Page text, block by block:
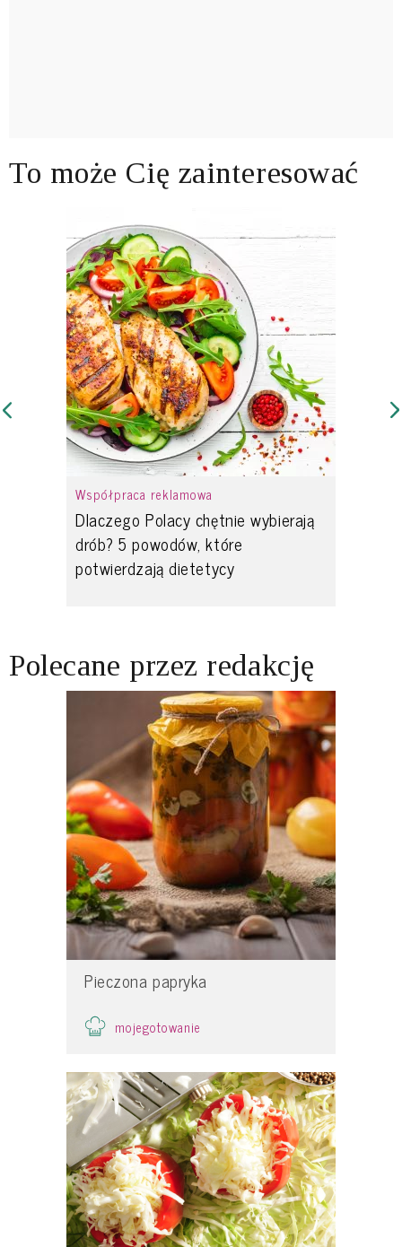
To może Cię zainteresować
Współpraca reklamowa
Dlaczego Polacy chętnie wybierają
drób? 5 powodów, które
potwierdzają dietetycy
Polecane przez redakcję
Pieczona papryka
mojegotowanie